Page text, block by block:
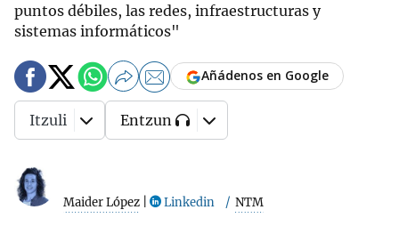
puntos débiles, las redes, infraestructuras y
sistemas informáticos"
Maider López Linkedin NTM
Añádenos en Google
Itzuli Entzun